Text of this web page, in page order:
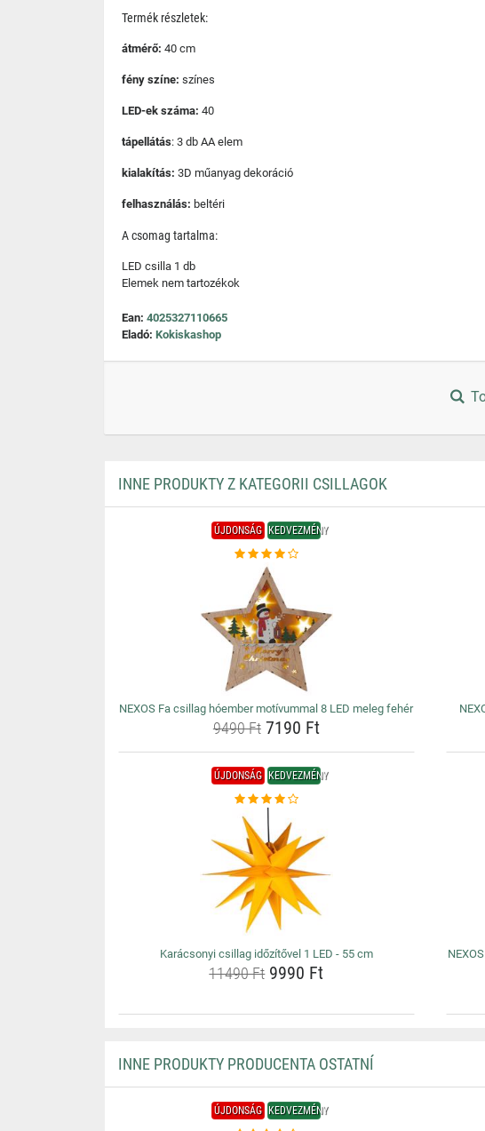
Termék részletek:
átmérő: 40 cm
fény színe: színes
LED-ek száma: 40
tápellátás: 3 db AA elem
kialakítás: 3D műanyag dekoráció
felhasználás: beltéri
A csomag tartalma:
LED csilla 1 db
Elemek nem tartozékok
Ean: 4025327110665
Eladó: Kokiskashop
INNE PRODUKTY Z KATEGORII CSILLAGOK
ÚJDONSÁG KEDVEZMÉNY
NEXOS Fa csillag hóember motívummal 8 LED meleg fehér
9490 Ft7190 Ft
ÚJDONSÁG KEDVEZMÉNY
Karácsonyi csillag időzítővel 1 LED - 55 cm
11490 Ft9990 Ft
INNE PRODUKTY PRODUCENTA OSTATNÍ
ÚJDONSÁG KEDVEZMÉNY